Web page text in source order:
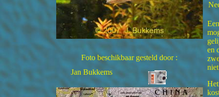
en
Foto beschikbaar gesteld door :
Jan Bukkems